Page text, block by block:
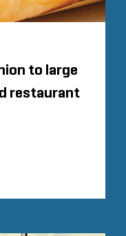
to large
restaurant